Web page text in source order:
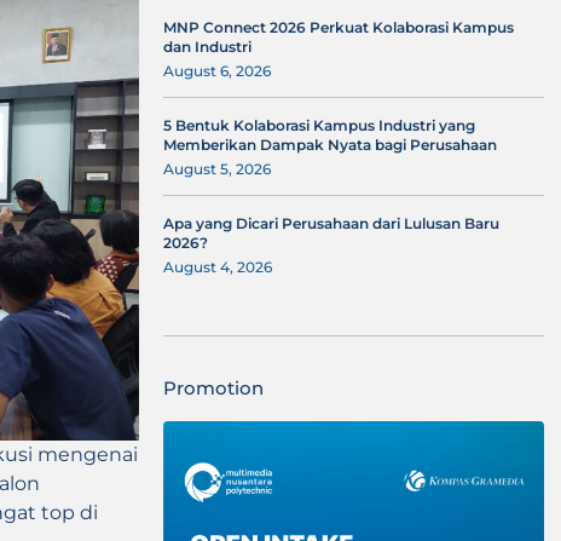
mengenai
top di
MNP Connect 2026 Perkuat Kolaborasi Kampus
dan Industri
August 6, 2026
5 Bentuk Kolaborasi Kampus Industri yang
Memberikan Dampak Nyata bagi Perusahaan
August 5, 2026
Apa yang Dicari Perusahaan dari Lulusan Baru
2026?
August 4, 2026
Promotion